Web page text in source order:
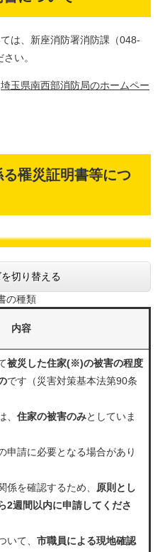
は、新座消防署消防課（048-
い。
埼玉県南西部消防局のホームペー
罹災証明書等につ
切り替える
の種類
内容
被災した住家(※)の被害の程度
です（災害対策基本法第90条
、 住家の被害のみとしていま
申請に必要となる場合があり
係を確認するため、 原則とし
2週間以内に申請してくださ
いて、 市職員による現地確認